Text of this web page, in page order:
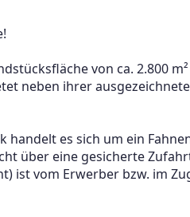
von ca. 2.800
neben ihrer
handelt es sich um ein
über eine gesicherte
ist vom Erwerber bzw. im